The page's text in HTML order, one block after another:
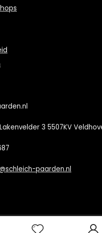
3 5507KV
paarden.nl
Schleich-Paarden.nl Alle